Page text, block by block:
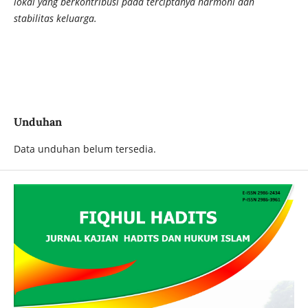
stabilitas keluarga.
Unduhan
Data unduhan belum tersedia.